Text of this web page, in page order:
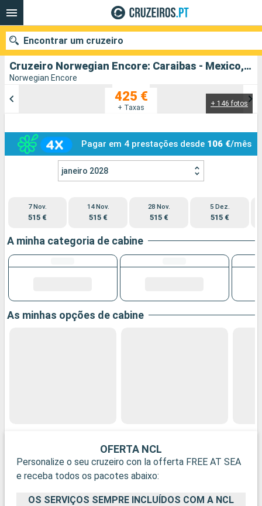
Cruzeiro Norwegian Encore: Caraibas - Mexico, Estados Unidos partindo de Los Angeles
Norwegian Encore
+ 146 fotos
425 €
+ Taxas
Pagar em 4 prestações desde106 €/mês
janeiro 2028
7 Nov.
515 €
14 Nov.
515 €
28 Nov.
515 €
5 Dez.
515 €
A minha categoria de cabine
As minhas opções de cabine
OFERTA NCL
Personalize o seu cruzeiro con la offerta FREE AT SEA
e receba todos os pacotes abaixo:
OS SERVIÇOS SEMPRE INCLUÍDOS COM A NCL
Encontrar um cruzeiro
Data de partida
Portos Companhias